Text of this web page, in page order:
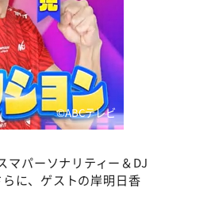
©️ABCテレビ
マパーソナリティー＆DJ
に、ゲストの岸明日香